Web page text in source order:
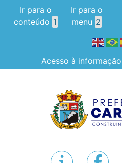
Ir para o
conteúdo 1
Ir para o
menu 2
Acesso à informação